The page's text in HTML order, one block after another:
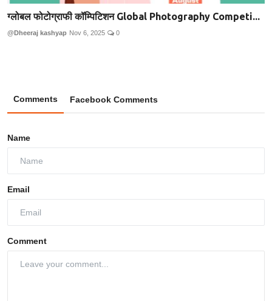
ग्लोबल फोटोग्राफी कॉम्पिटिशन Global Photography Competi...
@Dheeraj kashyap Nov 6, 2025 0
Comments Facebook Comments
Name
Email
Comment